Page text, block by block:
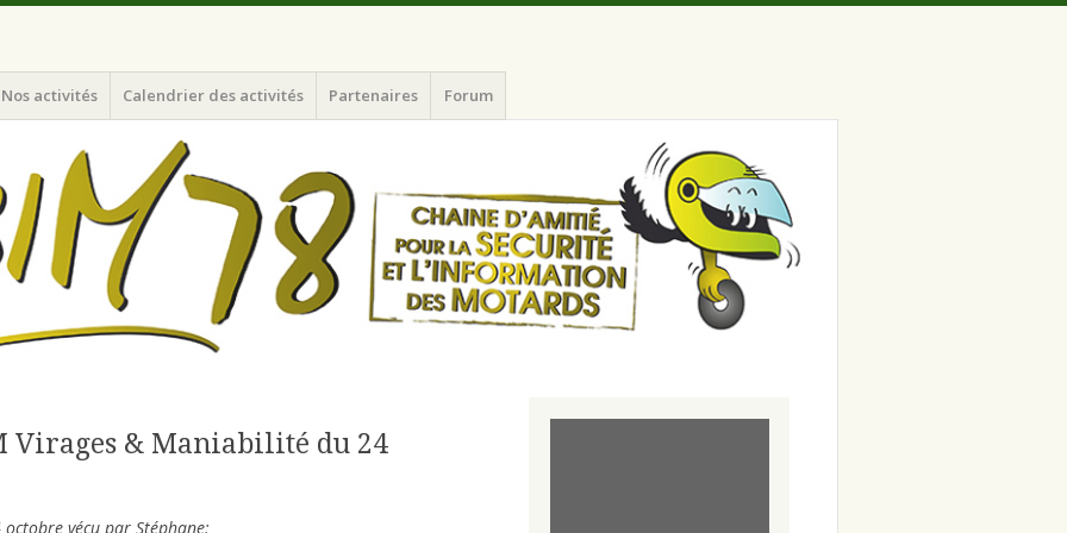
des Motards du N-O de l'Ile de France
Nos activités Calendrier des activités Partenaires Forum
Virages & Maniabilité du 24
vécu par Stéphane: